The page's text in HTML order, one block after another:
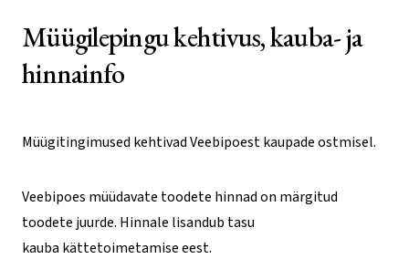
Müügilepingu kehtivus, kauba- ja
hinnainfo
Müügitingimused kehtivad Veebipoest kaupade ostmisel.
Veebipoes müüdavate toodete hinnad on märgitud
toodete juurde. Hinnale lisandub tasu
kauba kättetoimetamise eest.